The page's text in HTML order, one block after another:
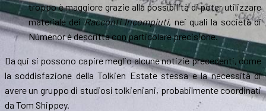
troppo è maggiore grazie alla possibilità di poter utilizzare
materiale deiRacconti Incompiuti, nei quali la società di
Númenor è descritta con particolare precisione.
Da qui si possono capire meglio alcune notizie precedenti, come
la soddisfazione della Tolkien Estate stessa e la necessità di
avere un gruppo di studiosi tolkieniani, probabilmente coordinati
da Tom Shippey.